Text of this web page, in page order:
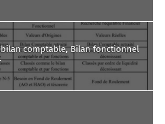
comptable, Bilan fonctionnel